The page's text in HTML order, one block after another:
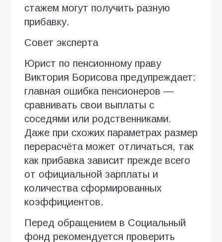
стажем могут получить разную
прибавку.
Совет эксперта
Юрист по пенсионному праву
Виктория Борисова предупреждает:
главная ошибка пенсионеров —
сравнивать свои выплаты с
соседями или родственниками.
Даже при схожих параметрах размер
перерасчёта может отличаться, так
как прибавка зависит прежде всего
от официальной зарплаты и
количества сформированных
коэффициентов.
Перед обращением в Социальный
фонд рекомендуется проверить